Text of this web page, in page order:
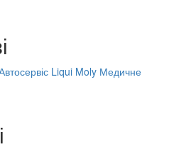
Liqui Moly Медичне